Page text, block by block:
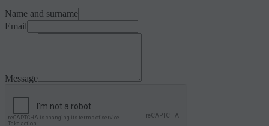
Name and surname
Email
Message